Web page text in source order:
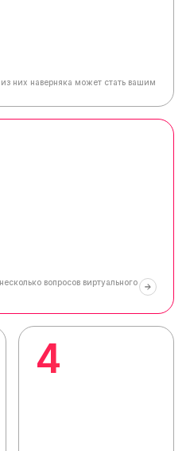
них наверняка может стать вашим
вопросов виртуального
4